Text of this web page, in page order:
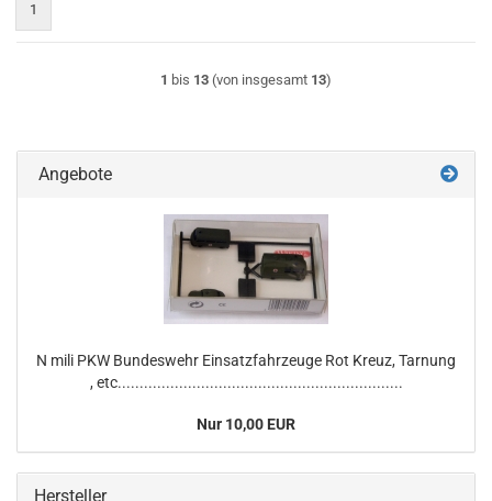
1
1 bis 13 (von insgesamt 13)
Angebote
N mili PKW Bundeswehr Einsatzfahrzeuge Rot Kreuz, Tarnung
, etc.................................................................
Nur 10,00 EUR
Hersteller